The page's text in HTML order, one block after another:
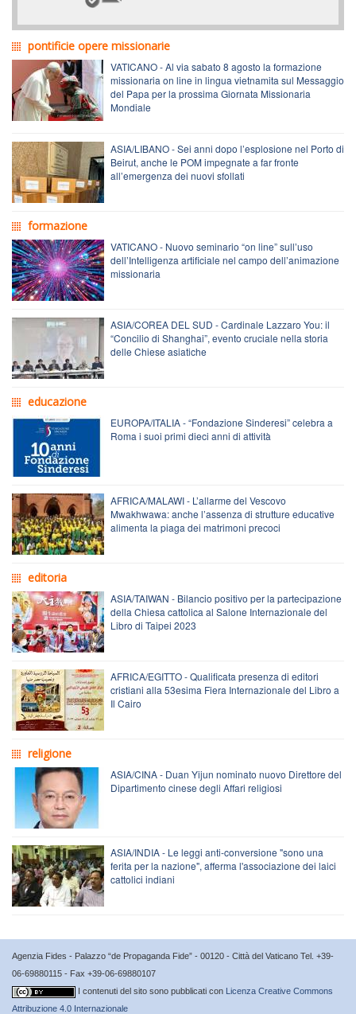
pontificie opere missionarie
VATICANO - Al via sabato 8 agosto la formazione
missionaria on line in lingua vietnamita sul Messaggio
del Papa per la prossima Giornata Missionaria
Mondiale
ASIA/LIBANO - Sei anni dopo l’esplosione nel Porto di
Beirut, anche le POM impegnate a far fronte
all’emergenza dei nuovi sfollati
formazione
VATICANO - Nuovo seminario “on line” sull’uso
dell’Intelligenza artificiale nel campo dell’animazione
missionaria
ASIA/COREA DEL SUD - Cardinale Lazzaro You: il
“Concilio di Shanghai”, evento cruciale nella storia
delle Chiese asiatiche
educazione
EUROPA/ITALIA - “Fondazione Sinderesi” celebra a
Roma i suoi primi dieci anni di attività
AFRICA/MALAWI - L’allarme del Vescovo
Mwakhwawa: anche l’assenza di strutture educative
alimenta la piaga dei matrimoni precoci
editoria
ASIA/TAIWAN - Bilancio positivo per la partecipazione
della Chiesa cattolica al Salone Internazionale del
Libro di Taipei 2023
AFRICA/EGITTO - Qualificata presenza di editori
cristiani alla 53esima Fiera Internazionale del Libro a
Il Cairo
religione
ASIA/CINA - Duan Yijun nominato nuovo Direttore del
Dipartimento cinese degli Affari religiosi
ASIA/INDIA - Le leggi anti-conversione "sono una
ferita per la nazione", afferma l'associazione dei laici
cattolici indiani
Agenzia Fides - Palazzo “de Propaganda Fide” - 00120 - Città del Vaticano Tel. +39-
06-69880115 - Fax +39-06-69880107
I contenuti del sito sono pubblicati con Licenza Creative Commons
Attribuzione 4.0 Internazionale